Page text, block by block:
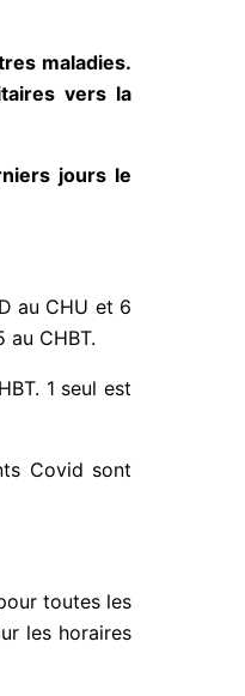
maladies.
vers la
jours le
au CHU et 6
au CHBT.
1 seul est
Covid sont
toutes les
les horaires